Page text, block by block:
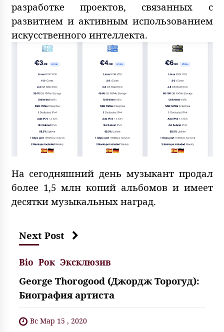
разработке проектов, связанных с
развитием и активным использованием
искусственного интеллекта.
На сегодняшний день музыкант продал
более 1,5 млн копий альбомов и имеет
десятки музыкальных наград.
Next Post
Bio Рок Эксклюзив
George Thorogood (Джордж Торогуд):
Биография артиста
Вс Мар 15 , 2020